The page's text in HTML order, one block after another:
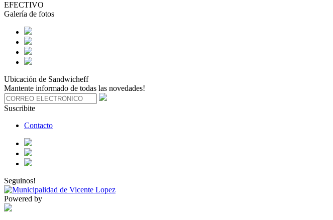
EFECTIVO
Galería de fotos
Ubicación de Sandwicheff
Mantente informado de todas las novedades!
Suscribite
Contacto
Seguinos!
Powered by